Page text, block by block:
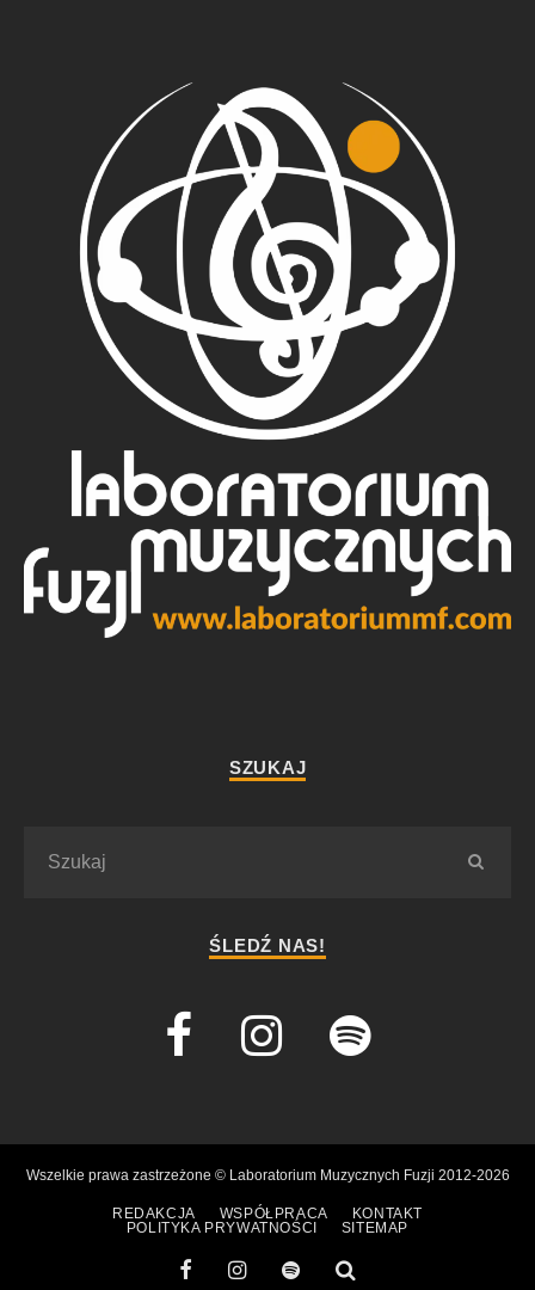
SZUKAJ
ŚLEDŹ NAS!
Wszelkie prawa zastrzeżone © Laboratorium Muzycznych Fuzji 2012-2026
REDAKCJA WSPÓŁPRACA
KONTAKT
POLITYKA PRYWATNOŚCI
SITEMAP